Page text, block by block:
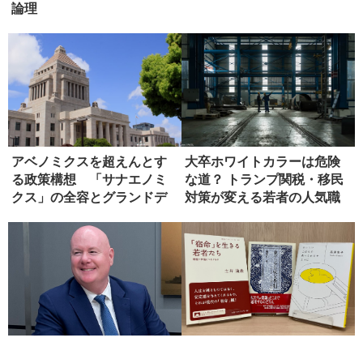
論理
アベノミクスを超えんとす
る政策構想 「サナエノミ
クス」の全容とグランドデ
大卒ホワイトカラーは危険
な道？ トランプ関税・移民
対策が変える若者の人気職